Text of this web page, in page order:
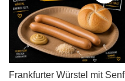
Frankfurter Würstel mit Senf